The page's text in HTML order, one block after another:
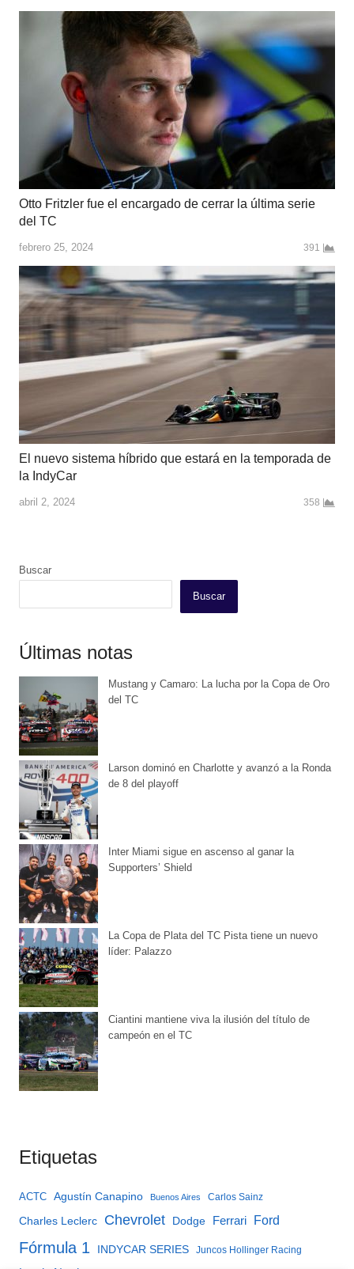
Otto Fritzler fue el encargado de cerrar la última serie
del TC
febrero 25, 2024 391
El nuevo sistema híbrido que estará en la temporada de
la IndyCar
abril 2, 2024 358
Buscar
Buscar
Últimas notas
Mustang y Camaro: La lucha por la Copa de Oro
del TC
Larson dominó en Charlotte y avanzó a la Ronda
de 8 del playoff
Inter Miami sigue en ascenso al ganar la
Supporters’ Shield
La Copa de Plata del TC Pista tiene un nuevo
líder: Palazzo
Ciantini mantiene viva la ilusión del título de
campeón en el TC
Etiquetas
ACTC Agustín Canapino Buenos Aires Carlos Sainz
Charles Leclerc Chevrolet Dodge Ferrari Ford
Fórmula 1 INDYCAR SERIES Juncos Hollinger Racing